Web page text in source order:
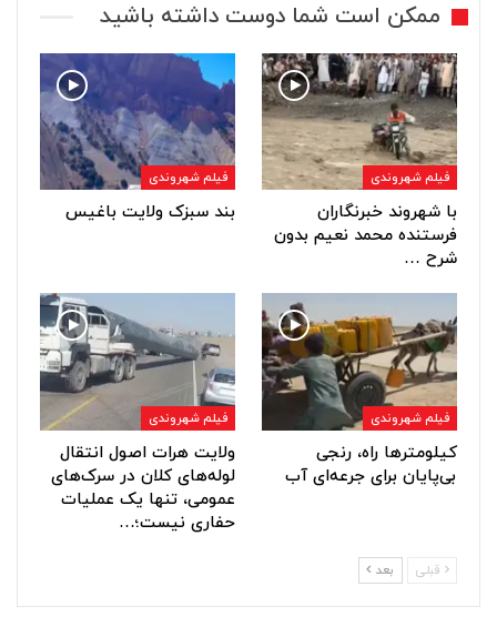
ممکن است شما دوست داشته باشید
فیلم شهروندی
با شهروند خبرنگاران
فرستنده محمد نعیم بدون
شرح …
فیلم شهروندی
بند سبزک ولایت باغیس
فیلم شهروندی
کیلومترها راه، رنجی
بی‌پایان برای جرعه‌ای آب
فیلم شهروندی
ولایت هرات اصول انتقال
لوله‌های کلان در سرک‌های
عمومی، تنها یک عملیات
حفاری نیست؛…
قبلی بعد